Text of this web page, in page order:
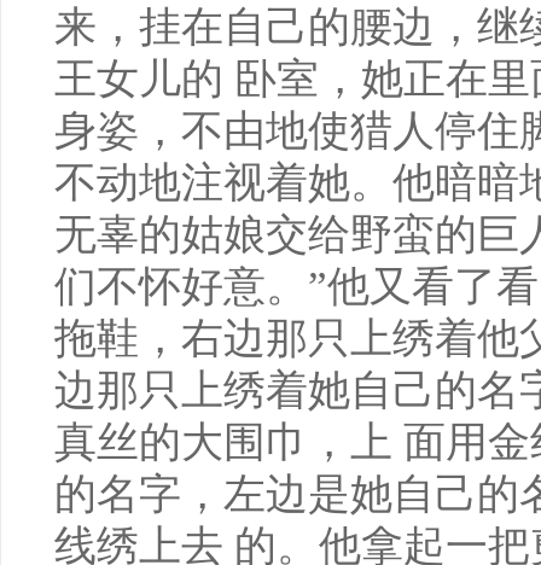
来，挂在自己的腰边，继
王女儿的 卧室，她正在
身姿，不由地使猎人停住
不动地注视着她。他暗暗
无辜的姑娘交给野蛮的巨
们不怀好意。”他又看了
拖鞋，右边那只上绣着他
边那只上绣着她自己的名
真丝的大围巾，上 面用
的名字，左边是她自己的
线绣上去 的。他拿起一